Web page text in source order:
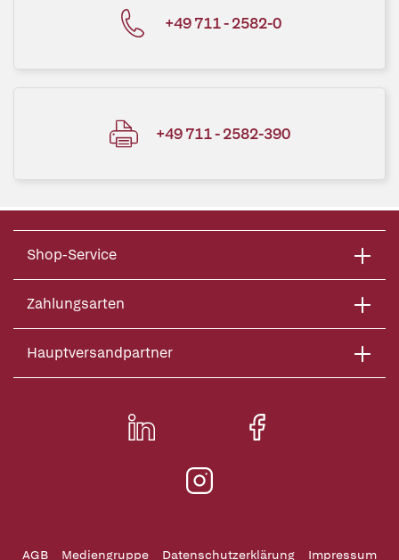
+49 711 - 2582-0
+49 711 - 2582-390
Shop-Service
Zahlungsarten
Hauptversandpartner
AGB Mediengruppe Datenschutzerklärung Impressum